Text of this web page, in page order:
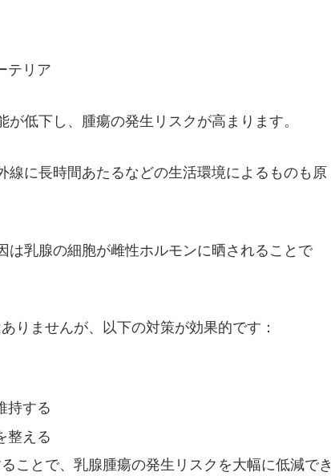
テリア
が低下し、腫瘍の発生リスクが高まります。
線に長時間あたるなどの生活環境によるものも原
は乳腺の細胞が雌性ホルモンに晒されることで
りませんが、以下の対策が効果的です：
持する
整える
ことで、乳腺腫瘍の発生リスクを大幅に低減でき